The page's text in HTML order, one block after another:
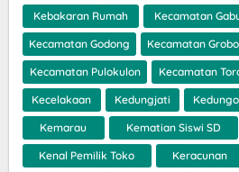
Kebakaran Rumah Kecamatan
Kecamatan Godong Kecamatan
Kecamatan Pulokulon Kecamatan
Kecelakaan Kedungjati
Kemarau Kematian Siswi SD
Kenal Pemilik Toko Keracunan